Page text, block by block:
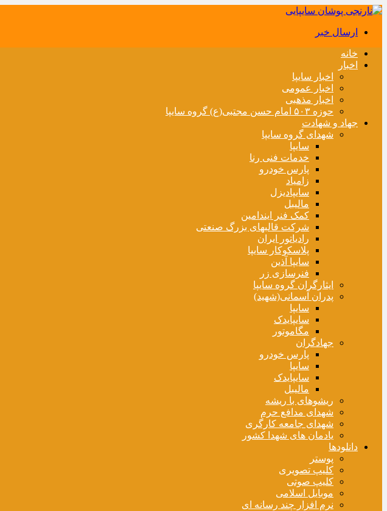
ارسال خبر
خانه
اخبار
اخبار سایپا
اخبار عمومی
اخبار مذهبی
حوزه ۵۰۳ امام حسن مجتبی(ع) گروه سایپا
جهاد و شهادت
شهدای گروه سایپا
سایپا
خدمات فنی رنا
پارس خودرو
زامیاد
سایپادیزل
مالیبل
کمک فنر ایندامین
شرکت قالبهای بزرگ صنعتی
رادیاتور ایران
پلاسکوکار سایپا
سایپا آذین
فنرسازی زر
ایثارگران گروه سایپا
پدران آسمانی(شهید)
سایپا
سایپایدک
مگاموتور
جهادگران
پارس خودرو
سایپا
سایپایدک
مالیبل
ریشوهای با ریشه
شهدای مدافع حرم
شهدای جامعه کارگری
یادمان های شهدا کشور
دانلودها
پوستر
کلیپ تصویری
کلیپ صوتی
موبایل اسلامی
نرم افزار چند رسانه ای